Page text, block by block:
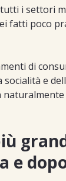
i settori
fatti poco
di
e